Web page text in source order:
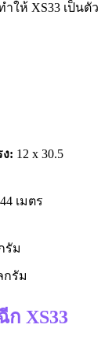
ให้ XS33 เป็นตัว
: 12 x 30.5
เมตร
รัม
กรัม
ก XS33